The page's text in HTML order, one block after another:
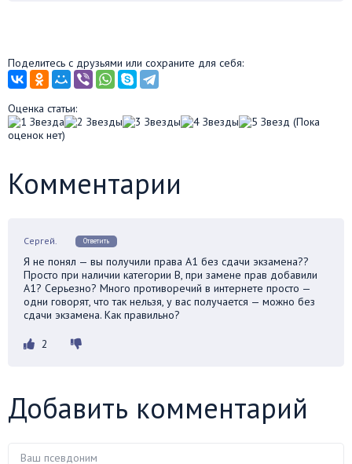
Поделитесь с друзьями или сохраните для себя:
Оценка статьи:
(Пока
оценок нет)
Комментарии
Сергей. Ответить
Я не понял — вы получили права А1 без сдачи экзамена??
Просто при наличии категории В, при замене прав добавили
А1? Серьезно? Много противоречий в интернете просто —
одни говорят, что так нельзя, у вас получается — можно без
сдачи экзамена. Как правильно?
2
Добавить комментарий